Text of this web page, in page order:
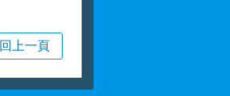
回上一頁